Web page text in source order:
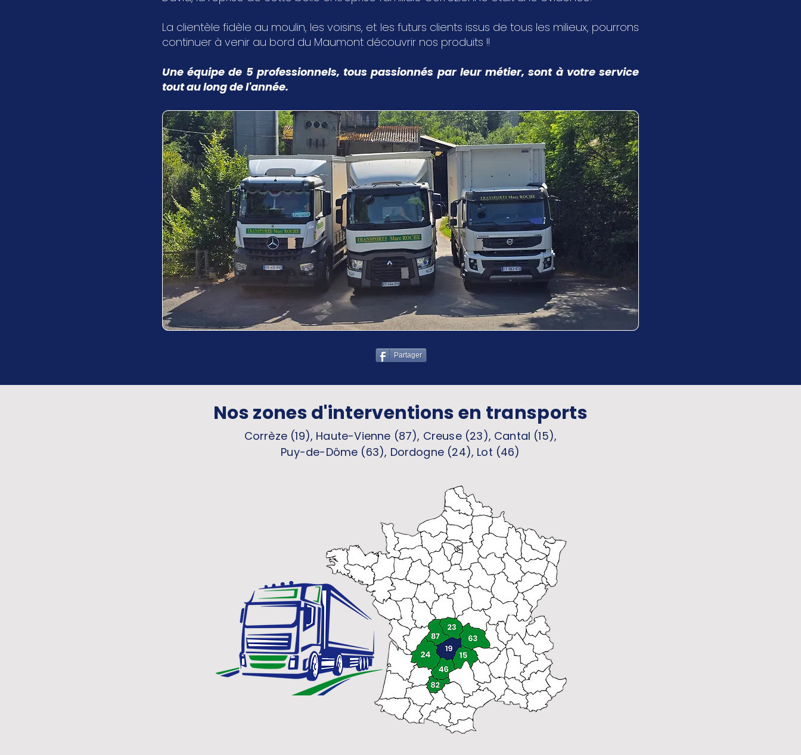
La clientèle fidèle au moulin, les voisins, et les futurs clients issus de tous les milieux, pourrons
continuer à venir au bord du Maumont découvrir nos produits !!
Une équipe de 5 professionnels, tous passionnés par leur métier, sont à votre service
tout au long de l'année.
Partager
Nos zones d'interventions en transports
Corrèze (19), Haute-Vienne (87), Creuse (23), Cantal (15),
Puy-de-Dôme (63), Dordogne (24), Lot (46)